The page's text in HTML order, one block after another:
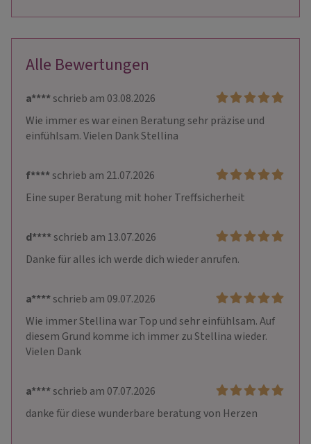
Alle Bewertungen
a****schrieb am 03.08.2026
Wie immer es war einen Beratung sehr präzise und
einfühlsam. Vielen Dank Stellina
f****schrieb am 21.07.2026
Eine super Beratung mit hoher Treffsicherheit
d****schrieb am 13.07.2026
Danke für alles ich werde dich wieder anrufen.
a****schrieb am 09.07.2026
Wie immer Stellina war Top und sehr einfühlsam. Auf
diesem Grund komme ich immer zu Stellina wieder.
Vielen Dank
a****schrieb am 07.07.2026
danke für diese wunderbare beratung von Herzen